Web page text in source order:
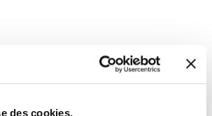
des cookies.
AFM and florescence
membrane reshaping by septins.